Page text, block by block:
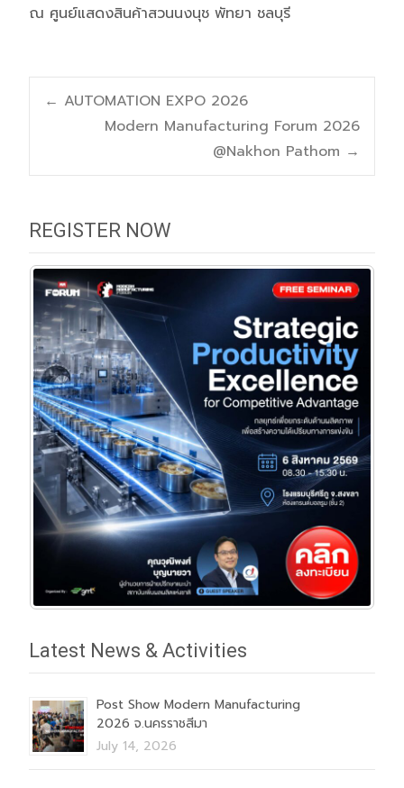
ณ ศูนย์แสดงสินค้าสวนนงนุช พัทยา ชลบุรี
Post
navigation
← AUTOMATION EXPO 2026
Modern Manufacturing Forum 2026
@Nakhon Pathom →
REGISTER NOW
Latest News & Activities
Post Show Modern Manufacturing
2026 จ.นครราชสีมา
July 14, 2026